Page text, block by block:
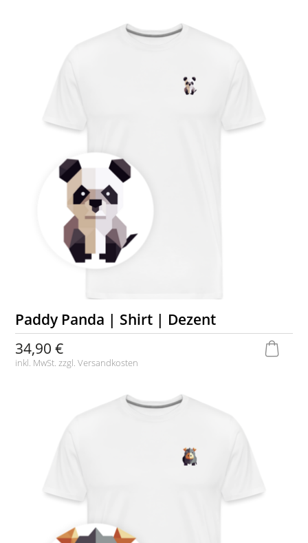
Paddy Panda | Shirt | Dezent
34,90 €
inkl. MwSt. zzgl.Versandkosten